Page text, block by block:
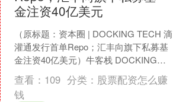
金注资40亿美元
（原标题：资本圈 | DOCKING TECH 滴
灌通发行首单Repo；汇丰向旗下私募基
金注资40亿美元）牛客栈 DOCKING
TECH 在滴灌通澳交所成功发....
查看： 109 分类： 股票配资怎么赚
钱